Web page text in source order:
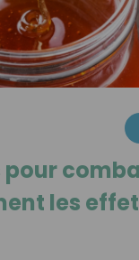
pour
les